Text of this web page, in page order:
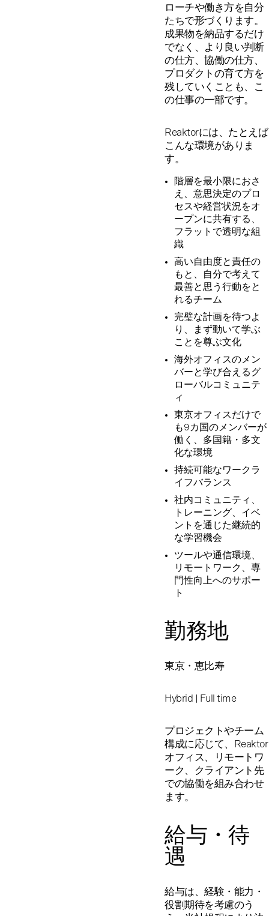
ローチや働き方を自分
たちで形づくります。
成果物を納品するだけ
でなく、より良い判断
の仕方、協働の仕方、
プロダクトの育て方を
残していくことも、こ
の仕事の一部です。
Reaktorには、たとえば
こんな環境がありま
す。
階層を最小限におさ
え、意思決定のプロ
セスや経営状況をオ
ープンに共有する、
フラットで透明な組
織
高い自由度と責任の
もと、自分で考えて
最善と思う行動をと
れるチーム
完璧な計画を待つよ
り、まず動いて学ぶ
ことを尊ぶ文化
海外オフィスのメン
バーと学び合えるグ
ローバルコミュニテ
ィ
東京オフィスだけで
も9カ国のメンバーが
働く、多国籍・多文
化な環境
持続可能なワークラ
イフバランス
社内コミュニティ、
トレーニング、イベ
ントを通じた継続的
な学習機会
ツールや通信環境、
リモートワーク、専
門性向上へのサポー
ト
勤務地
東京・恵比寿
Hybrid | Full time
プロジェクトやチーム
構成に応じて、Reaktor
オフィス、リモートワ
ーク、クライアント先
での協働を組み合わせ
ます。
給与・待
遇
給与は、経験・能力・
役割期待を考慮のう